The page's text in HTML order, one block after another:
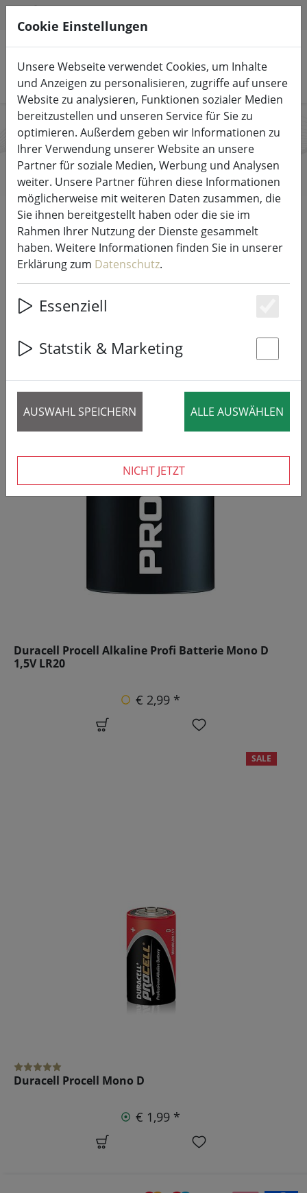
Produkte suchen
Duracell
Start Marken Duracell
Alle Produkte von Duracell
Duracell Procell Alkaline Profi Batterie Mono D
1,5V LR20
€ 2,99 *
SALE
Duracell Procell Mono D
€ 1,99 *
Cookie Einstellungen
Unsere Webseite verwendet Cookies, um Inhalte
und Anzeigen zu personalisieren, zugriffe auf unsere
Website zu analysieren, Funktionen sozialer Medien
bereitzustellen und unseren Service für Sie zu
optimieren. Außerdem geben wir Informationen zu
Ihrer Verwendung unserer Website an unsere
Partner für soziale Medien, Werbung und Analysen
weiter. Unsere Partner führen diese Informationen
möglicherweise mit weiteren Daten zusammen, die
Sie ihnen bereitgestellt haben oder die sie im
Rahmen Ihrer Nutzung der Dienste gesammelt
haben. Weitere Informationen finden Sie in unserer
Erklärung zum Datenschutz.
Essenziell
Statstik & Marketing
AUSWAHL SPEICHERN ALLE AUSWÄHLEN
NICHT JETZT